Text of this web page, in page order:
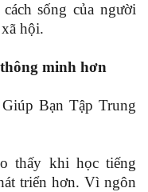
sống của người
hội.
minh hơn
thấy khi học tiếng
triển hơn. Vì ngôn